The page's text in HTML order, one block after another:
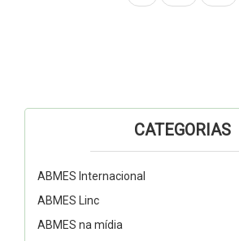
CATEGORIAS
ABMES Internacional
ABMES Linc
ABMES na mídia